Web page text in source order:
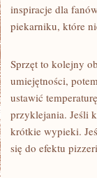
inspiracje dla
piekarniku, które
Sprzęt to kolejny
umiejętności,
ustawić
przyklejania. Jeśli
krótkie wypieki.
się do efektu